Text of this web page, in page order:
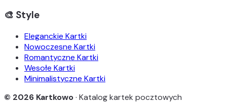
🎨 Style
Eleganckie Kartki
Nowoczesne Kartki
Romantyczne Kartki
Wesołe Kartki
Minimalistyczne Kartki
© 2026 Kartkowo· Katalog kartek pocztowych